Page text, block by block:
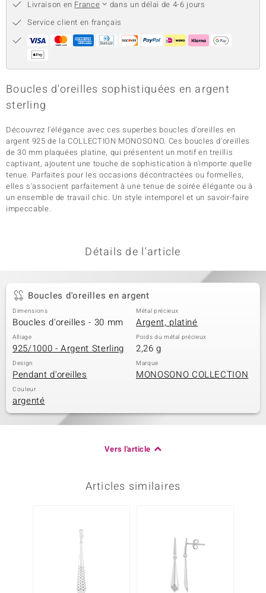
Livraison en France
dans un délai de 4-6 jours
Service client en français
Boucles d'oreilles sophistiquées en argent
sterling
Découvrez l'élégance avec ces superbes boucles d'oreilles en
argent 925 de la COLLECTION MONOSONO. Ces boucles d'oreilles
de 30 mm plaquées platine, qui présentent un motif en treillis
captivant, ajoutent une touche de sophistication à n'importe quelle
tenue. Parfaites pour les occasions décontractées ou formelles,
elles s'associent parfaitement à une tenue de soirée élégante ou à
un ensemble de travail chic. Un style intemporel et un savoir-faire
impeccable.
Détails de l'article
Boucles d'oreilles en argent
Dimensions
Boucles d'oreilles - 30 mm
Métal précieux
Argent, platiné
Alliage
925/1000 - Argent Sterling
Poids du métal précieux
2,26 g
Design
Pendant d'oreilles
Marque
MONOSONO COLLECTION
Couleur
argenté
Vers l'article
Articles similaires